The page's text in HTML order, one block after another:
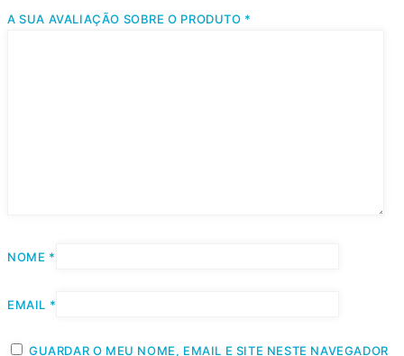
A SUA AVALIAÇÃO SOBRE O PRODUTO *
NOME *
EMAIL *
GUARDAR O MEU NOME, EMAIL E SITE NESTE NAVEGADOR